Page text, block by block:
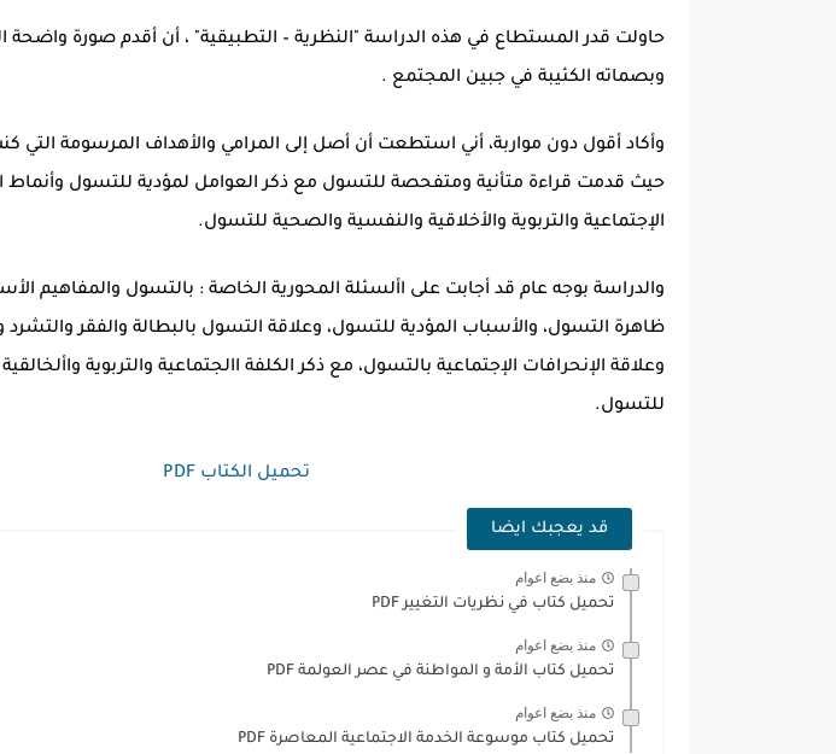
حاولت قدر المستطاع في هذه الدراسة "النظرية – التطبيقية" ، أن أقدم صورة واضحة
وبصماته الكئيبة في جبين المجتمع .
وأكاد أقول دون مواربة، أني استطعت أن أصل إلى المرامي والأهداف المرسومة التي
حيث قدمت قراءة متأنية ومتفحصة للتسول مع ذكر العوامل لمؤدية للتسول وأنماط
الإجتماعية والتربوية والأخلاقية والنفسية والصحية للتسول.
والدراسة بوجه عام قد أجابت على األسئلة المحورية الخاصة : بالتسول والمفاهيم
ظاهرة التسول، والأسباب المؤدية للتسول، وعلاقة التسول بالبطالة والفقر والتشرد
وعلاقة الإنحرافات الإجتماعية بالتسول، مع ذكر الكلفة االجتماعية والتربوية
للتسول.
تحميل الكتاب PDF
قد يعجبك ايضا
منذ بضع اعوام
تحميل كتاب في نظريات التغيير PDF
منذ بضع اعوام
تحميل كتاب الأمة و المواطنة في عصر العولمة PDF
منذ بضع اعوام
تحميل كتاب موسوعة الخدمة الاجتماعية المعاصرة PDF